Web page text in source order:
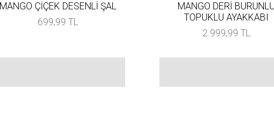
MANGO ÇİÇEK DESENLİ ŞAL
699,99 TL
MANGO DERİ
TOPUKLU AYAKKABI
2.999,99 TL